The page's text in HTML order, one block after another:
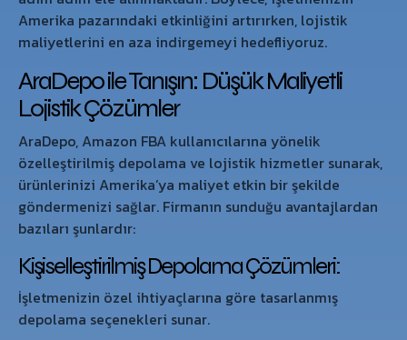
Amerika pazarındaki etkinliğini artırırken, lojistik
maliyetlerini en aza indirgemeyi hedefliyoruz.
AraDepo ile Tanışın: Düşük Maliyetli
Lojistik Çözümler
AraDepo, Amazon FBA kullanıcılarına yönelik
özelleştirilmiş depolama ve lojistik hizmetler sunarak,
ürünlerinizi Amerika’ya maliyet etkin bir şekilde
göndermenizi sağlar. Firmanın sunduğu avantajlardan
bazıları şunlardır:
Kişiselleştirilmiş Depolama Çözümleri:
İşletmenizin özel ihtiyaçlarına göre tasarlanmış
depolama seçenekleri sunar.